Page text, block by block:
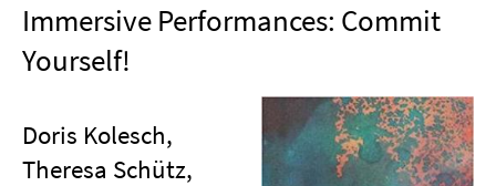
Immersive Performances: Commit
Yourself!
Doris Kolesch,
Theresa Schütz,